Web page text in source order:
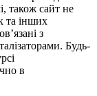
також сайт не
та інших
з
Будь-
в